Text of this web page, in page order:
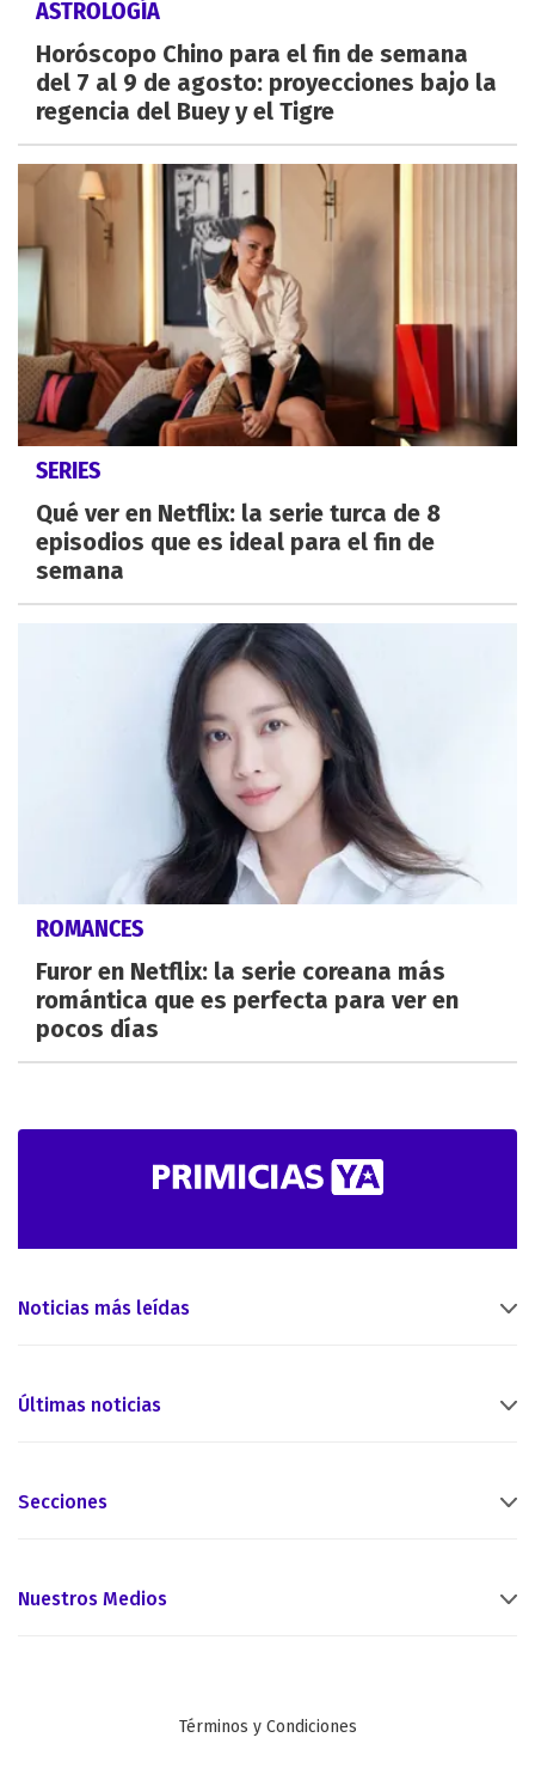
ASTROLOGÍA
Horóscopo Chino para el fin de semana
del 7 al 9 de agosto: proyecciones bajo la
regencia del Buey y el Tigre
SERIES
Qué ver en Netflix: la serie turca de 8
episodios que es ideal para el fin de
semana
ROMANCES
Furor en Netflix: la serie coreana más
romántica que es perfecta para ver en
pocos días
Noticias más leídas
Últimas noticias
Secciones
Nuestros Medios
Términos y Condiciones